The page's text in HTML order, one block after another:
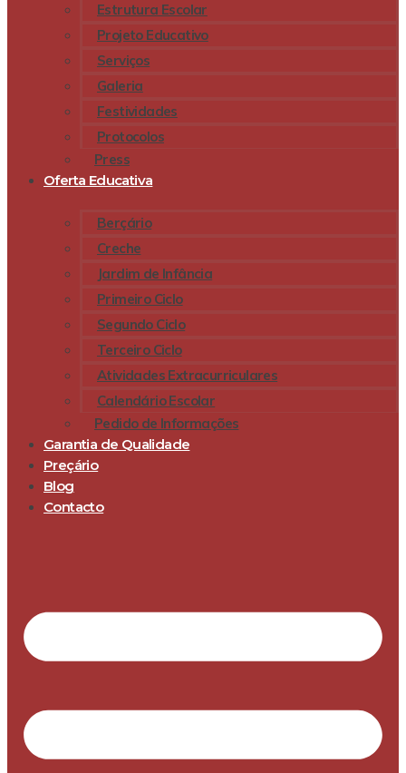
Estrutura Escolar
Projeto Educativo
Serviços
Galeria
Festividades
Protocolos
Press
Oferta Educativa
Berçário
Creche
Jardim de Infância
Primeiro Ciclo
Segundo Ciclo
Terceiro Ciclo
Atividades Extracurriculares
Calendário Escolar
Pedido de Informações
Garantia de Qualidade
Preçário
Blog
Contacto